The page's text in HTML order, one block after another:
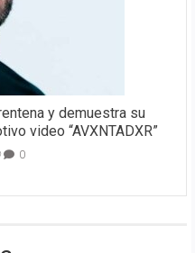
y demuestra su
video “AVXNTADXR”
0